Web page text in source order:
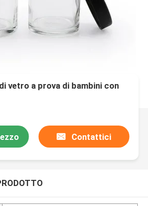
vetro a prova di bambini con
Contattici